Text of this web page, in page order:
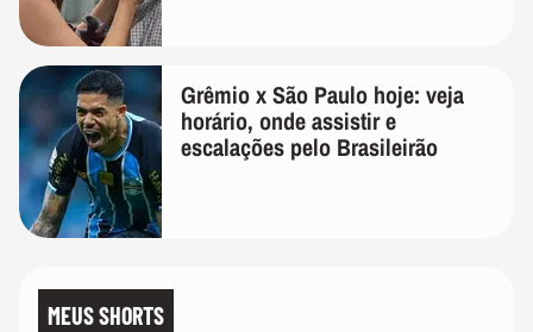
Grêmio x São Paulo hoje: veja
horário, onde assistir e
escalações pelo Brasileirão
MEUS SHORTS